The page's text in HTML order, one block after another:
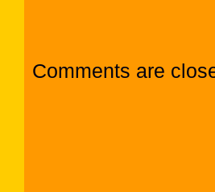
Comments are